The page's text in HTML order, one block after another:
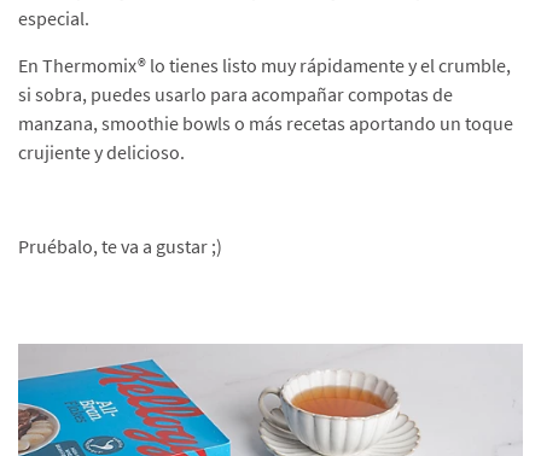
especial.
En Thermomix® lo tienes listo muy rápidamente y el crumble,
si sobra, puedes usarlo para acompañar compotas de
manzana, smoothie bowls o más recetas aportando un toque
crujiente y delicioso.
Pruébalo, te va a gustar ;)